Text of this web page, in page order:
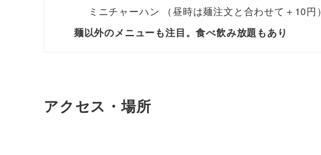
ミニチャーハン （昼時は麺注文と合わせて＋10円）
麺以外のメニューも注目。食べ飲み放題もあり
アクセス・場所